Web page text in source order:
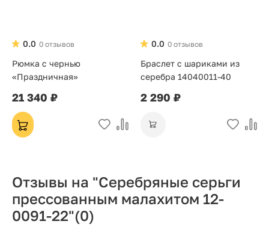
0 отзывов
0.0
Рюмка с чернью
«Праздничная»
21 340 ₽
0 отзывов
0.0
Браслет с шариками из
серебра 14040011-40
2 290 ₽
Отзывы на "Серебряные серьги
прессованным малахитом 12-
0091-22"(0)